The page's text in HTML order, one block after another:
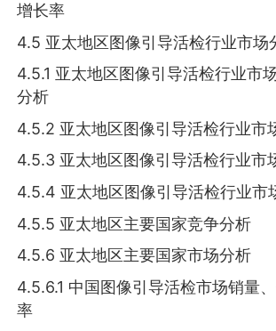
增长率
4.5 亚太地区图像引导活检行业市场
4.5.1 亚太地区图像引导活检行业市
分析
4.5.2 亚太地区图像引导活检行业市
4.5.3 亚太地区图像引导活检行业市
4.5.4 亚太地区图像引导活检行业市
4.5.5 亚太地区主要国家竞争分析
4.5.6 亚太地区主要国家市场分析
4.5.6.1 中国图像引导活检市场销量
率